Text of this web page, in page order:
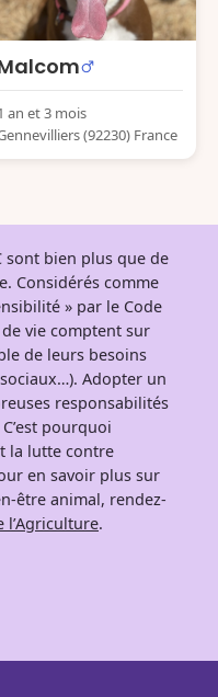
an et 3 mois
(92230) France
sont bien plus que de
Considérés comme
» par le Code
vie comptent sur
de leurs besoins
Adopter un
responsabilités
pourquoi
la lutte contre
en savoir plus sur
être animal, rendez-
l’Agriculture.